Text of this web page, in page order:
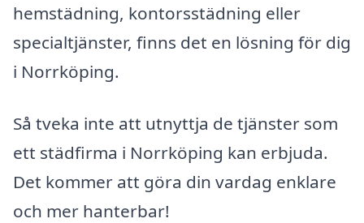
hemstädning, kontorsstädning eller
specialtjänster, finns det en lösning för dig
i Norrköping.
Så tveka inte att utnyttja de tjänster som
ett städfirma i Norrköping kan erbjuda.
Det kommer att göra din vardag enklare
och mer hanterbar!